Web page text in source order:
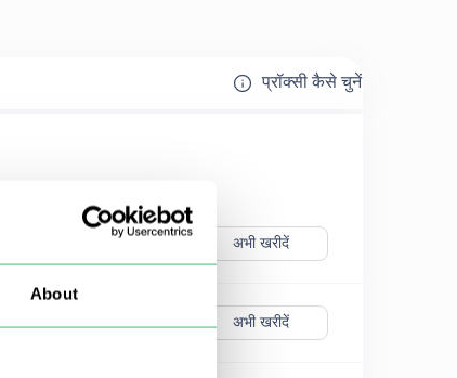
About
प्रॉक्सी कैसे चुनें
अभी खरीदें
अभी खरीदें